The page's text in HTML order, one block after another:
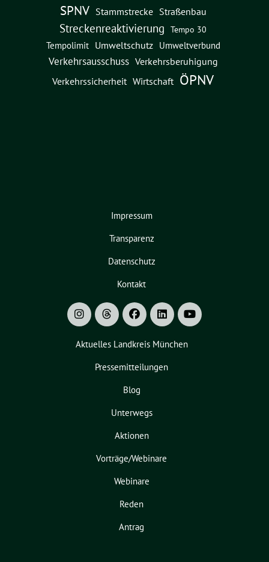
SPNV Stammstrecke Straßenbau
Streckenreaktivierung Tempo 30
Tempolimit Umweltschutz Umweltverbund
Verkehrsausschuss Verkehrsberuhigung
Verkehrssicherheit Wirtschaft ÖPNV
Impressum
Transparenz
Datenschutz
Kontakt
Aktuelles Landkreis München
Pressemitteilungen
Blog
Unterwegs
Aktionen
Vorträge/Webinare
Webinare
Reden
Antrag